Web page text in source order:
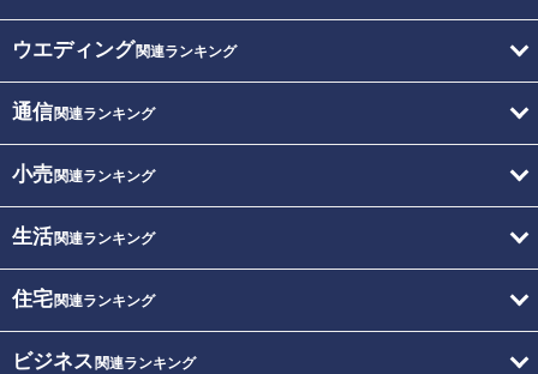
ウエディング関連ランキング
通信関連ランキング
小売関連ランキング
生活関連ランキング
住宅関連ランキング
ビジネス 関連ランキング